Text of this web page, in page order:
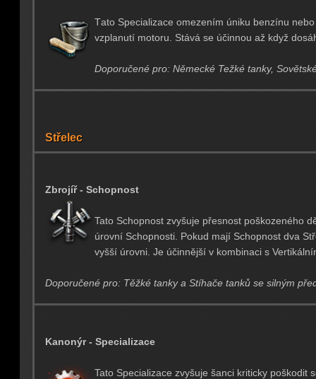
Tato Specializace omezením úniku benzínu
vzplanutí motoru. Stává se účinnou až když
Doporučené pro: Německé Težké tanky,
Střelec
Zbrojíř - Schopnost
Tato Schopnost zvyšuje přesnost poškozeného
úrovní Schopnosti. Pokud mají Schopnost dva
vyšší úrovni. Je účinnější v kombinaci s
Doporučené pro: Těžké tanky a Stíhače tanků se silným
Kanonýr - Specializace
Tato Specializace zvyšuje šanci kriticky poškodit